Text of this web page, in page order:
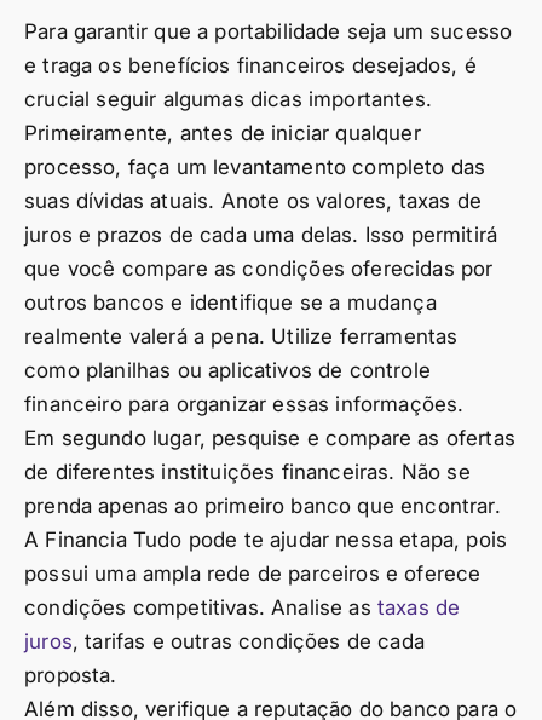
Para garantir que a portabilidade seja um sucesso
e traga os benefícios financeiros desejados, é
crucial seguir algumas dicas importantes.
Primeiramente, antes de iniciar qualquer
processo, faça um levantamento completo das
suas dívidas atuais. Anote os valores, taxas de
juros e prazos de cada uma delas. Isso permitirá
que você compare as condições oferecidas por
outros bancos e identifique se a mudança
realmente valerá a pena. Utilize ferramentas
como planilhas ou aplicativos de controle
financeiro para organizar essas informações.
Em segundo lugar, pesquise e compare as ofertas
de diferentes instituições financeiras. Não se
prenda apenas ao primeiro banco que encontrar.
A Financia Tudo pode te ajudar nessa etapa, pois
possui uma ampla rede de parceiros e oferece
condições competitivas. Analise as taxas de
juros, tarifas e outras condições de cada
proposta.
Além disso, verifique a reputação do banco para o